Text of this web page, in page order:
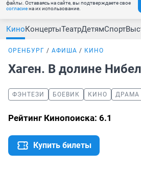
файлы. Оставаясь на сайте, вы подтверждаете свое
согласиена их использование.
КиноКонцертыТеатрДетямСпорт
ОРЕНБУРГ АФИША КИНО
Хаген. В долине
ФЭНТЕЗИ БОЕВИК КИНО ДРАМА
Рейтинг Кинопоиска: 6.1
Купить билеты